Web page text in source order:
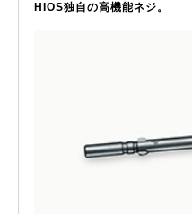
HIOS独自の高機能ネジ。